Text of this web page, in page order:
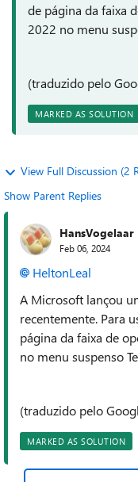
de página da faixa
2022 no menu
(traduzido pelo
MARKED AS SOLUTION
View Full Discussion (2
Show Parent Replies
HansVogelaar
Feb 06, 2024
HeltonLeal
A Microsoft lançou
recentemente. Para
página da faixa de
no menu suspenso
(traduzido pelo
MARKED AS SOLUTION